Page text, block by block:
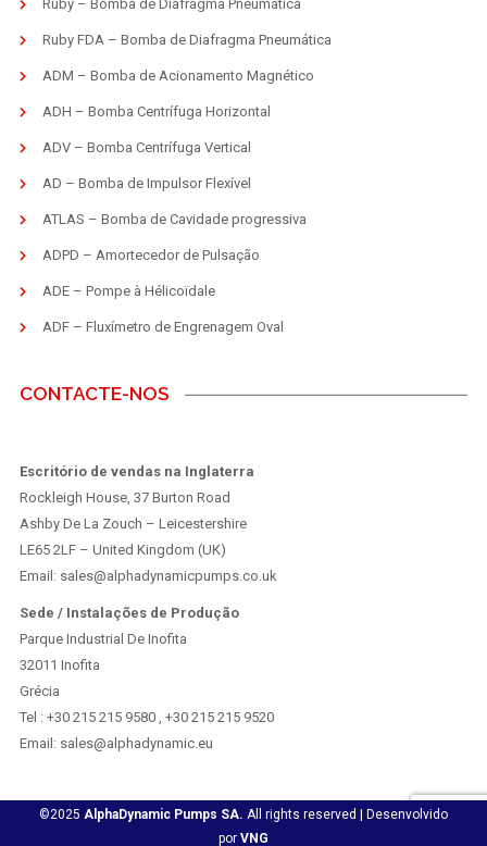
Ruby – Bomba de Diafragma Pneumática
Ruby FDA – Bomba de Diafragma Pneumática
ADM – Bomba de Acionamento Magnético
ADH – Bomba Centrífuga Horizontal
ADV – Bomba Centrífuga Vertical
AD – Bomba de Impulsor Flexível
ATLAS – Bomba de Cavidade progressiva
ADPD – Amortecedor de Pulsação
ADE – Pompe à Hélicoïdale
ADF – Fluxímetro de Engrenagem Oval
CONTACTE-NOS
Escritório de vendas na Inglaterra
Rockleigh House, 37 Burton Road
Ashby De La Zouch – Leicestershire
LE65 2LF – United Kingdom (UK)
Email: sales@alphadynamicpumps.co.uk
Sede / Instalações de Produção
Parque Industrial De Inofita
32011 Inofita
Grécia
Tel : +30 215 215 9580 , +30 215 215 9520
Email: sales@alphadynamic.eu
©2025 AlphaDynamic Pumps SA. All rights reserved | Desenvolvido
por VNG